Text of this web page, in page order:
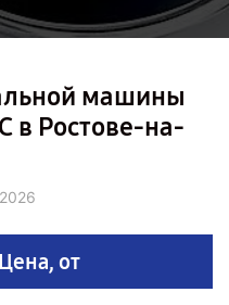
машины
в Ростове-на-
Цена, от